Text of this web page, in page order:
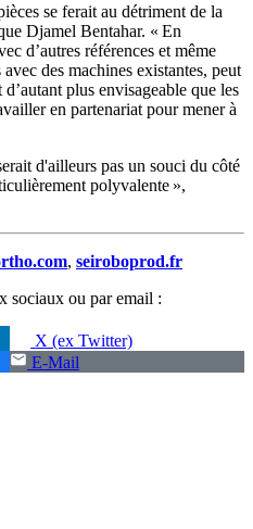
se ferait au détriment de la
Djamel Bentahar. « En
d’autres références et même
des machines existantes, peut
plus envisageable que les
en partenariat pour mener à
d'ailleurs pas un souci du côté
polyvalente »,
, seiroboprod.fr
sociaux ou par email :
X (ex Twitter)
E-Mail